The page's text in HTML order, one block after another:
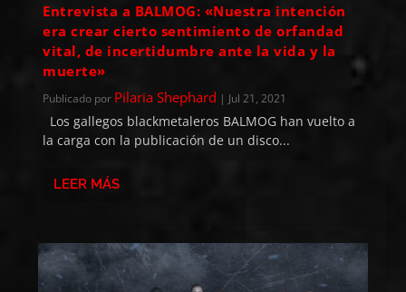
Entrevista a BALMOG: «Nuestra intención
era crear cierto sentimiento de orfandad
vital, de incertidumbre ante la vida y la
muerte»
Publicado por Pilaria Shephard | Jul 21, 2021
Los gallegos blackmetaleros BALMOG han vuelto a
la carga con la publicación de un disco...
LEER MÁS